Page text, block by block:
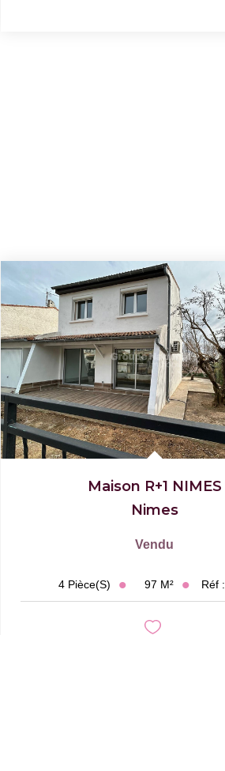
Maison R+1 NIMES
Nimes
Vendu
4 Pièce(s) 97 M² Réf :